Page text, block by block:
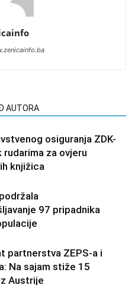
AUTORA
osiguranja ZDK-
za ovjeru
knjižica
97 pripadnika
partnerstva ZEPS-a i
Na sajam stiže 15
Austrije